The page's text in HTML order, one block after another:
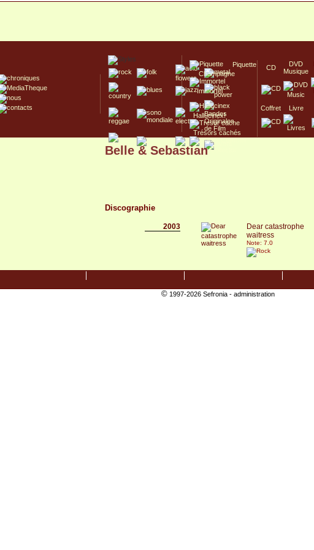
Piquette
Champagne
Immortel
Hallucinex!
Trésors cachés
Culte/Collector
CD
DVD
Musique
Coffret Livre
Belle & Sebastian
Discographie
2003
Dear catastrophe
waitress
Note: 7.0
©1997-2026 Sefronia - administration